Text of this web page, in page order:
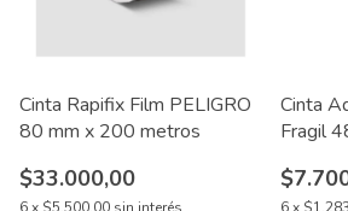
Cinta Rapifix Film PELIGRO
80 mm x 200 metros
$33.000,00
Cinta
Fragil